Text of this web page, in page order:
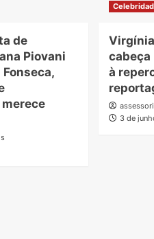
de
Piovani
cabeça
à
3 de